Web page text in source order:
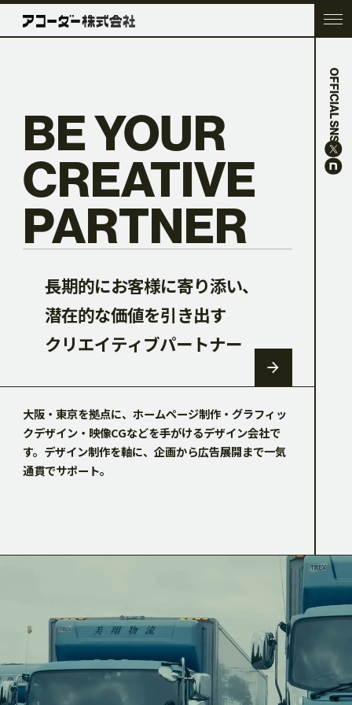
COMPANY
SERVICE
ACC BLOG
CONTACT
BE YOUR
CREATIVE
PARTNER
長期的にお客様に寄り添い、
潜在的な価値を引き出す
クリエイティブパートナー
大阪・東京を拠点に、ホームページ制作・グラフィッ
クデザイン・映像CGなどを手がけるデザイン会社で
す。 デザイン制作を軸に、企画から広告展開まで一気
通貫でサポート。
OFFICIAL SNS
0
0
1
2
3
5
6
7
0
0
1
2
3
5
6
7